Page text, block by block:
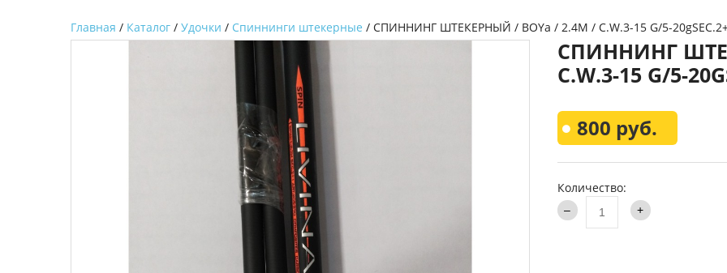
Аксессуары
Туристическое снаряжение
Грузила
Всё
Главная / Каталог / Удочки / Спиннинги штекерные / СПИННИНГ ШТЕКЕРНЫЙ / BOYa / 2.4М / C.W.3-15 G/5-
СПИННИНГ
C.W.3-15 G/5-
800 руб.
Количество: